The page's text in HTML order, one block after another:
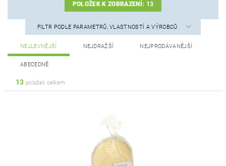
POLOŽEK K ZOBRAZENÍ: 13
FILTR PODLE PARAMETRŮ, VLASTNOSTÍ A VÝROBCŮ
NEJLEVNĚJŠÍ NEJDRAŽŠÍ NEJPRODÁVANĚJŠÍ
ABECEDNĚ
13 položek celkem